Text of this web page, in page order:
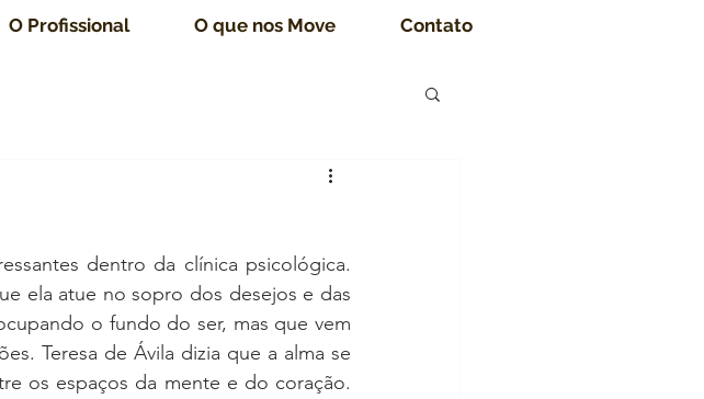
O Profissional O que nos Move Contato
dentro da clínica psicológica.
ela atue no sopro dos desejos e das
o fundo do ser, mas que vem
Teresa de Ávila dizia que a alma se
os espaços da mente e do coração.